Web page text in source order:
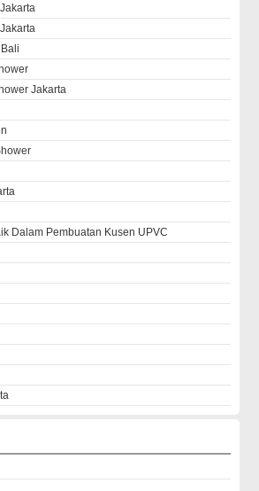
Jakarta
Dalam Pembuatan Kusen UPVC